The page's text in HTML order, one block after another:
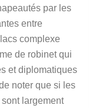
par les
entre
complexe
de robinet qui
et diplomatiques
noter que si les
largement